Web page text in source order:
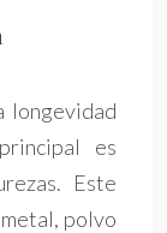
es
Este
polvo